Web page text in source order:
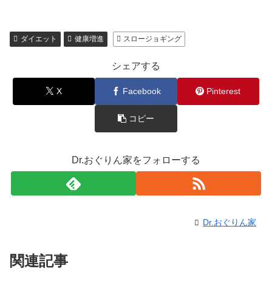
ダイエット 健康増進 スロージョギング
シェアする
X Facebook Pinterest
コピー
Dr.おぐりん家をフォローする
Dr.おぐりん家
関連記事